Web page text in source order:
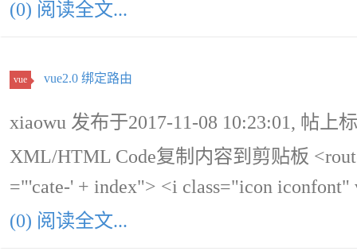
(0) 阅读全文...
vue vue2.0 绑定路由
xiaowu 发布于2017-11-08 10:23:01, 帖上
XML/HTML Code复制内容到剪贴板
="'cate-' + index"> <i class="icon
(0) 阅读全文...